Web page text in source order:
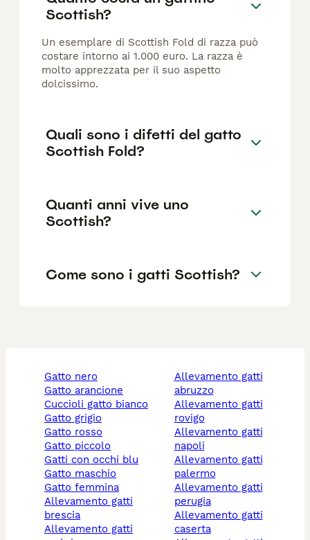
Scottish?
Un esemplare di Scottish Fold di razza può
costare intorno ai 1.000 euro. La razza è
molto apprezzata per il suo aspetto
dolcissimo.
Quali sono i difetti del gatto
Scottish Fold?
Quanti anni vive uno
Scottish?
Come sono i gatti Scottish?
gatto nero
gatto arancione
cuccioli gatto bianco
gatto grigio
gatto rosso
gatto piccolo
gatti con occhi blu
gatto maschio
gatto femmina
allevamento gatti
brescia
allevamento gatti
allevamento gatti
abruzzo
allevamento gatti
rovigo
allevamento gatti
napoli
allevamento gatti
palermo
allevamento gatti
perugia
allevamento gatti
caserta